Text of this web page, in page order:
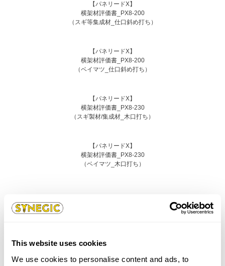
This website uses cookies
We use cookies to personalise content and ads, to
【パネリードX】
横架材評価書_PX8-200
（スギ等集成材_仕口斜め打ち）
【パネリードX】
横架材評価書_PX8-200
（ベイマツ_仕口斜め打ち）
【パネリードX】
横架材評価書_PX8-230
（スギ製材/集成材_木口打ち）
【パネリードX】
横架材評価書_PX8-230
（ベイマツ_木口打ち）
その他資料
【パネリードX】
（カタログ・墨出し）